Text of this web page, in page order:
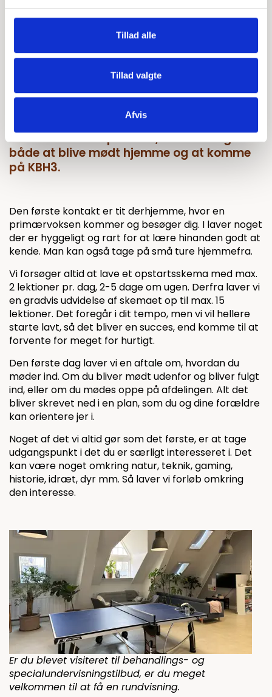
Tillad alle
Tillad valgte
Afvis
laver aftaler om den første tid.
Når man starter på KBH3, er det muligt
både at blive mødt hjemme og at komme
på KBH3.
Den første kontakt er tit derhjemme, hvor en
primærvoksen kommer og besøger dig. I laver noget
der er hyggeligt og rart for at lære hinanden godt at
kende. Man kan også tage på små ture hjemmefra.
Vi forsøger altid at lave et opstartsskema med max.
2 lektioner pr. dag, 2-5 dage om ugen. Derfra laver vi
en gradvis udvidelse af skemaet op til max. 15
lektioner. Det foregår i dit tempo, men vi vil hellere
starte lavt, så det bliver en succes, end komme til at
forvente for meget for hurtigt.
Den første dag laver vi en aftale om, hvordan du
møder ind. Om du bliver mødt udenfor og bliver fulgt
ind, eller om du mødes oppe på afdelingen. Alt det
bliver skrevet ned i en plan, som du og dine forældre
kan orientere jer i.
Noget af det vi altid gør som det første, er at tage
udgangspunkt i det du er særligt interesseret i. Det
kan være noget omkring natur, teknik, gaming,
historie, idræt, dyr mm. Så laver vi forløb omkring
den interesse.
Er du blevet visiteret til behandlings- og
specialundervisningstilbud, er du meget
velkommen til at få en rundvisning.